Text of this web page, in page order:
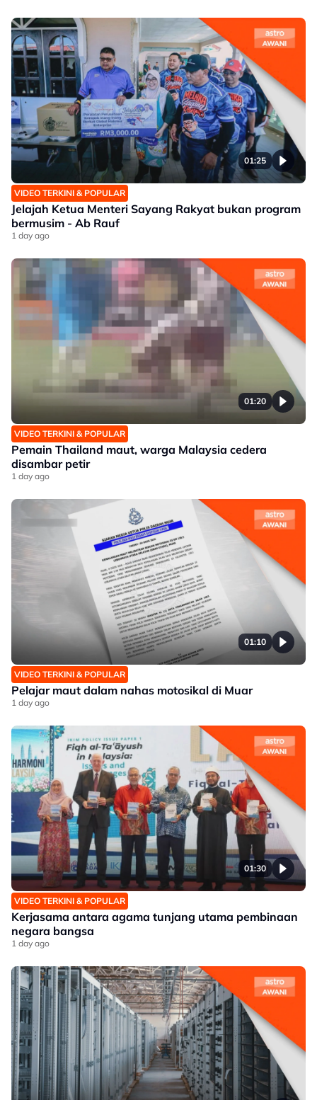
01:25
VIDEO TERKINI & POPULAR
Jelajah Ketua Menteri Sayang Rakyat bukan program
bermusim - Ab Rauf
1 day ago
01:20
VIDEO TERKINI & POPULAR
Pemain Thailand maut, warga Malaysia cedera
disambar petir
1 day ago
01:10
VIDEO TERKINI & POPULAR
Pelajar maut dalam nahas motosikal di Muar
1 day ago
01:30
VIDEO TERKINI & POPULAR
Kerjasama antara agama tunjang utama pembinaan
negara bangsa
1 day ago